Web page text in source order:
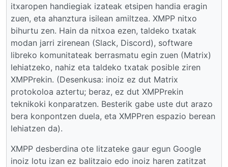
itxaropen handiegiak izateak etsipen handia eragin
zuen, eta ahanztura isilean amiltzea. XMPP nitxo
bihurtu zen. Hain da nitxoa ezen, taldeko txatak
modan jarri zirenean (Slack, Discord), software
libreko komunitateak berrasmatu egin zuen (Matrix)
lehiatzeko, nahiz eta taldeko txatak posible ziren
XMPPrekin. (Desenkusa: inoiz ez dut Matrix
protokoloa aztertu; beraz, ez dut XMPPrekin
teknikoki konparatzen. Besterik gabe uste dut arazo
bera konpontzen duela, eta XMPPren espazio berean
lehiatzen da).
XMPP desberdina ote litzateke gaur egun Google
inoiz lotu izan ez balitzaio edo inoiz haren zatitzat